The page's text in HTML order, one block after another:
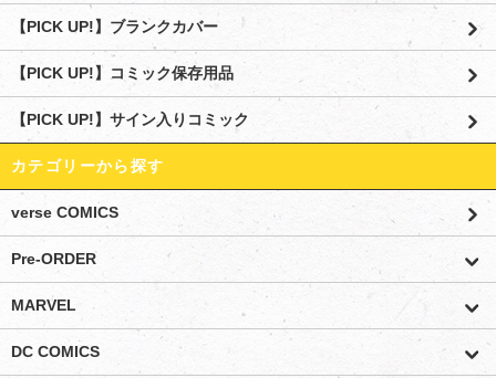
【PICK UP!】ブランクカバー
【PICK UP!】コミック保存用品
【PICK UP!】サイン入りコミック
カテゴリーから探す
verse COMICS
Pre-ORDER
MARVEL
DC COMICS